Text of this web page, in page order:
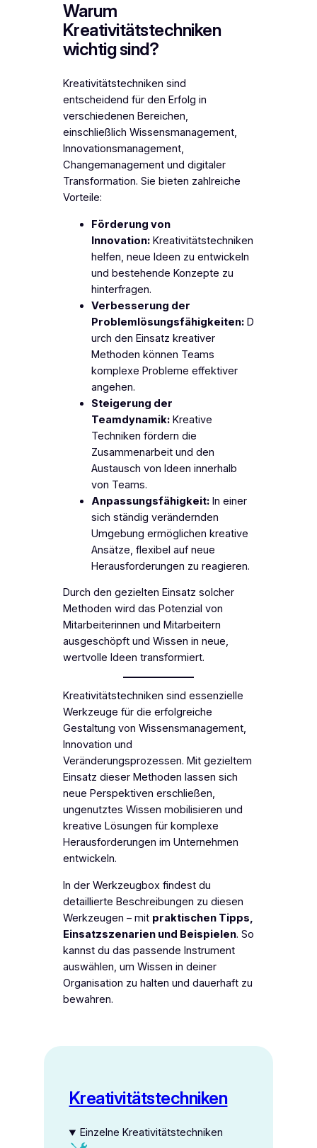
Warum
Kreativitätstechniken
wichtig sind?
Kreativitätstechniken sind
entscheidend für den Erfolg in
verschiedenen Bereichen,
einschließlich Wissensmanagement,
Innovationsmanagement,
Changemanagement und digitaler
Transformation. Sie bieten zahlreiche
Vorteile:
Förderung von
Innovation:Kreativitätstechniken
helfen, neue Ideen zu entwickeln
und bestehende Konzepte zu
hinterfragen.
Verbesserung der
Problemlösungsfähigkeiten:D
urch den Einsatz kreativer
Methoden können Teams
komplexe Probleme effektiver
angehen.
Steigerung der
Teamdynamik:Kreative
Techniken fördern die
Zusammenarbeit und den
Austausch von Ideen innerhalb
von Teams.
Anpassungsfähigkeit:In einer
sich ständig verändernden
Umgebung ermöglichen kreative
Ansätze, flexibel auf neue
Herausforderungen zu reagieren.
Durch den gezielten Einsatz solcher
Methoden wird das Potenzial von
Mitarbeiterinnen und Mitarbeitern
ausgeschöpft und Wissen in neue,
wertvolle Ideen transformiert.
Kreativitätstechniken sind essenzielle
Werkzeuge für die erfolgreiche
Gestaltung von Wissensmanagement,
Innovation und
Veränderungsprozessen. Mit gezieltem
Einsatz dieser Methoden lassen sich
neue Perspektiven erschließen,
ungenutztes Wissen mobilisieren und
kreative Lösungen für komplexe
Herausforderungen im Unternehmen
entwickeln.
In der Werkzeugboxfindest du
detaillierte Beschreibungen zu diesen
Werkzeugen – mit praktischen Tipps,
Einsatzszenarien und Beispielen. So
kannst du das passende Instrument
auswählen, um Wissen in deiner
Organisation zu halten und dauerhaft zu
bewahren.
Kreativitätstechniken
Einzelne Kreativitätstechniken